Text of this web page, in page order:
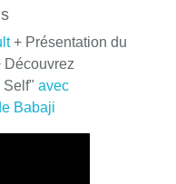
+ Présentation du
Découvrez
Self" avec
Babaji